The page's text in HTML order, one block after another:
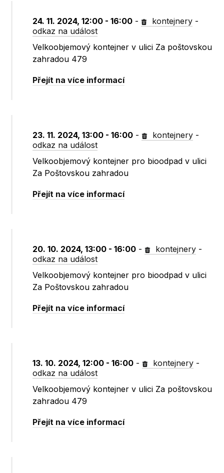
24. 11. 2024, 12:00 - 16:00 - kontejnery -
odkaz na událost
Velkoobjemový kontejner v ulici Za poštovskou
zahradou 479
Přejít na více informací
23. 11. 2024, 13:00 - 16:00 - kontejnery -
odkaz na událost
Velkoobjemový kontejner pro bioodpad v ulici
Za Poštovskou zahradou
Přejít na více informací
20. 10. 2024, 13:00 - 16:00 - kontejnery -
odkaz na událost
Velkoobjemový kontejner pro bioodpad v ulici
Za Poštovskou zahradou
Přejít na více informací
13. 10. 2024, 12:00 - 16:00 - kontejnery -
odkaz na událost
Velkoobjemový kontejner v ulici Za poštovskou
zahradou 479
Přejít na více informací